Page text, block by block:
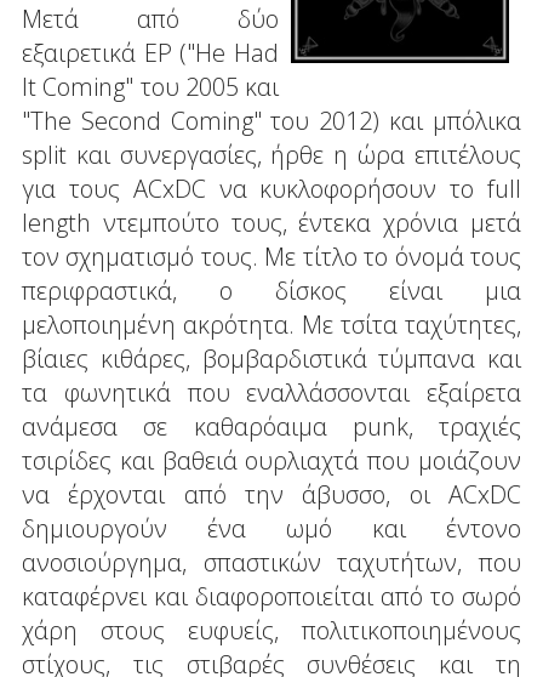
Μετά από δύο
εξαιρετικά EP ("He Had
It Coming" του 2005 και
"The Second Coming" του 2012) και μπόλικα
split και συνεργασίες, ήρθε η ώρα επιτέλους
για τους ACxDC να κυκλοφορήσουν το full
length ντεμπούτο τους, έντεκα χρόνια μετά
τον σχηματισμό τους. Με τίτλο το όνομά τους
περιφραστικά, ο δίσκος είναι μια
μελοποιημένη ακρότητα. Με τσίτα ταχύτητες,
βίαιες κιθάρες, βομβαρδιστικά τύμπανα και
τα φωνητικά που εναλλάσσονται εξαίρετα
ανάμεσα σε καθαρόαιμα punk, τραχιές
τσιρίδες και βαθειά ουρλιαχτά που μοιάζουν
να έρχονται από την άβυσσο, οι ACxDC
δημιουργούν ένα ωμό και έντονο
ανοσιούργημα, σπαστικών ταχυτήτων, που
καταφέρνει και διαφοροποιείται από το σωρό
χάρη στους ευφυείς, πολιτικοποιημένους
στίχους, τις στιβαρές συνθέσεις και τη